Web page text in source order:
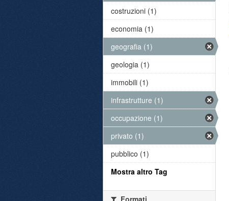
costruzioni (1)
economia (1)
geografia (1)
geologia (1)
immobili (1)
infrastrutture (1)
occupazione (1)
privato (1)
pubblico (1)
Mostra altro Tag
Formati